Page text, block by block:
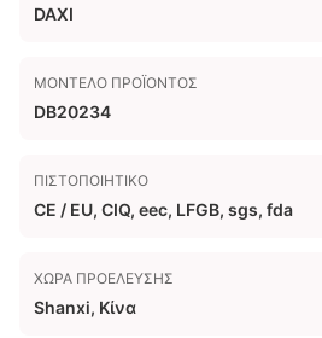
DAXI
ΜΟΝΤΈΛΟ ΠΡΟΪΌΝΤΟΣ
DB20234
ΠΙΣΤΟΠΟΙΗΤΙΚΌ
CE / EU, CIQ, eec, LFGB, sgs, fda
ΧΏΡΑ ΠΡΟΈΛΕΥΣΗΣ
Shanxi, Κίνα